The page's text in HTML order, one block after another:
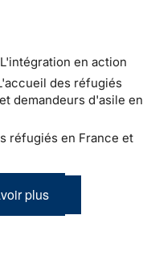
en action
des réfugiés
demandeurs d'asile en
réfugiés en France et
plus